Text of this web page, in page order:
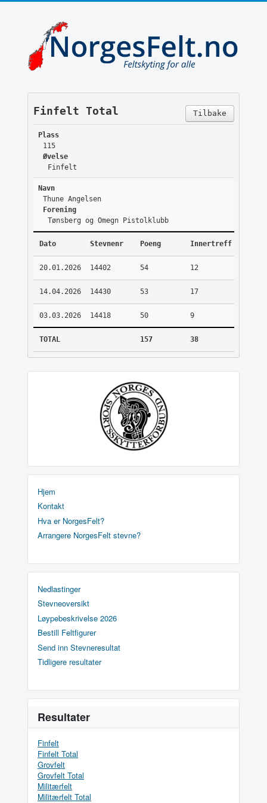
Tilbake
Finfelt Total
Plass
115
Øvelse
Finfelt
Navn
Thune Angelsen
Forening
Tønsberg og Omegn Pistolklubb
Dato Stevnenr Poeng Innertreff
20.01.2026 14402 54 12
14.04.2026 14430 53 17
03.03.2026 14418 50 9
TOTAL 157 38
Hjem
Kontakt
Hva er NorgesFelt?
Arrangere NorgesFelt stevne?
Nedlastinger
Stevneoversikt
Løypebeskrivelse 2026
Bestill Feltfigurer
Send inn Stevneresultat
Tidligere resultater
Resultater
Finfelt
Finfelt Total
Grovfelt
Grovfelt Total
Militærfelt
Militærfelt Total